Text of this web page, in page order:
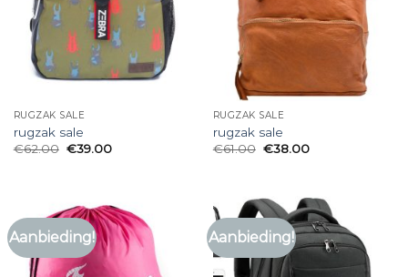
RUGZAK SALE
rugzak sale
€62.00 €39.00
RUGZAK SALE
rugzak sale
€61.00 €38.00
Aanbieding! Aanbieding!